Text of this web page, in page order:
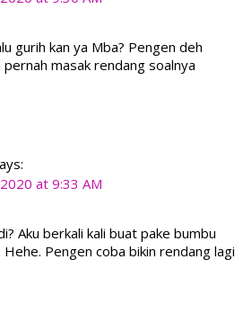
gurih kan ya Mba? Pengen deh
pernah masak rendang soalnya
at 9:33 AM
Aku berkali kali buat pake bumbu
Pengen coba bikin rendang lagi